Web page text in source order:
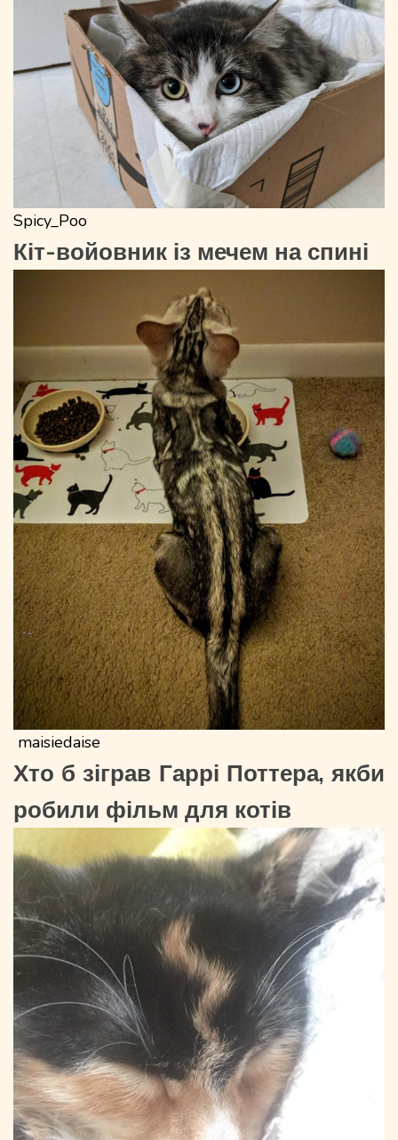
Spicy_Poo
Кіт-войовник із мечем на спині
maisiedaise
Хто б зіграв Гаррі Поттера, якби
робили фільм для котів